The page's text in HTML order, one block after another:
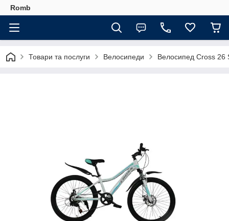
Romb
Товари та послуги Велосипеди Велосипед Cross